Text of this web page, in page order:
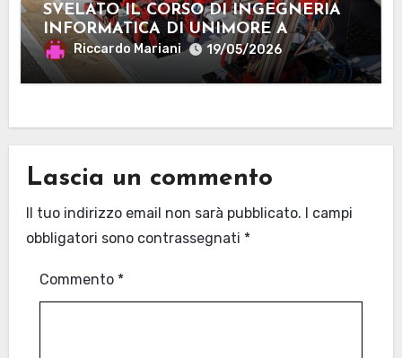
SVELATO IL CORSO DI INGEGNERIA
INFORMATICA DI UNIMORE A
MANTOVA
Riccardo Mariani 19/05/2026
Lascia un commento
Il tuo indirizzo email non sarà pubblicato. I campi
obbligatori sono contrassegnati *
Commento *